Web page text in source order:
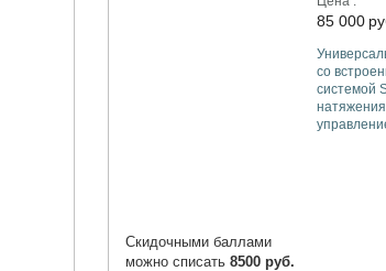
85 000
со
системой
Скидочными баллами
можно списать8500 руб.